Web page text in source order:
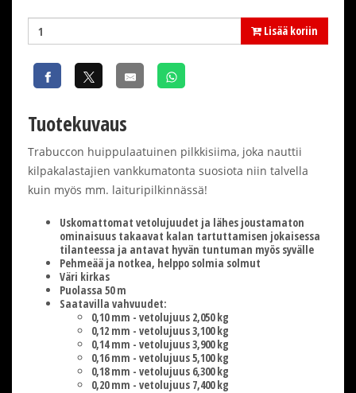
Lisää koriin
Tuotekuvaus
Trabuccon huippulaatuinen pilkkisiima, joka nauttii
kilpakalastajien vankkumatonta suosiota niin talvella
kuin myös mm. laituripilkinnässä!
Uskomattomat vetolujuudet ja lähes joustamaton
ominaisuus takaavat kalan tartuttamisen jokaisessa
tilanteessa ja antavat hyvän tuntuman myös syvälle
Pehmeää ja notkea, helppo solmia solmut
Väri kirkas
Puolassa 50 m
Saatavilla vahvuudet:
0,10 mm - vetolujuus 2,050 kg
0,12 mm - vetolujuus 3,100 kg
0,14 mm - vetolujuus 3,900 kg
0,16 mm - vetolujuus 5,100 kg
0,18 mm - vetolujuus 6,300 kg
0,20 mm - vetolujuus 7,400 kg